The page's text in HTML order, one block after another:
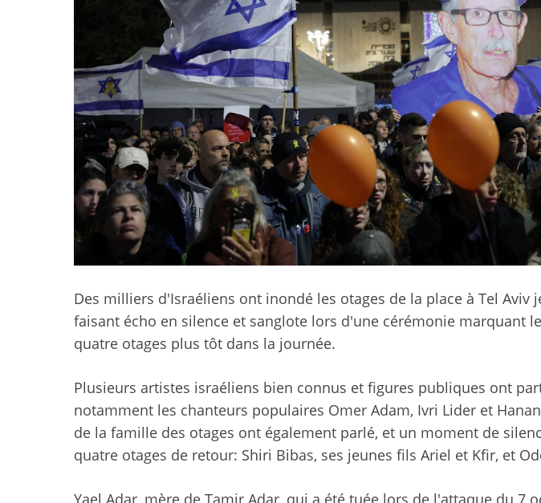
Des milliers d'Israéliens ont inondé les otages de la place à Tel Aviv
faisant écho en silence et sanglote lors d'une cérémonie marquant
quatre otages plus tôt dans la journée.
Plusieurs artistes israéliens bien connus et figures publiques ont
notamment les chanteurs populaires Omer Adam, Ivri Lider et
de la famille des otages ont également parlé, et un moment de
quatre otages de retour: Shiri Bibas, ses jeunes fils Ariel et Kfir, et
Yael Adar, mère de Tamir Adar, qui a été tuée lors de l'attaque du 7